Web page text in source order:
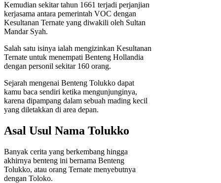
Kemudian sekitar tahun 1661 terjadi perjanjian
kerjasama antara pemerintah VOC dengan
Kesultanan Ternate yang diwakili oleh Sultan
Mandar Syah.
Salah satu isinya ialah mengizinkan Kesultanan
Ternate untuk menempati Benteng Hollandia
dengan personil sekitar 160 orang.
Sejarah mengenai Benteng Tolukko dapat
kamu baca sendiri ketika mengunjunginya,
karena dipampang dalam sebuah mading kecil
yang diletakkan di area depan.
Asal Usul Nama Tolukko
Banyak cerita yang berkembang hingga
akhirnya benteng ini bernama Benteng
Tolukko, atau orang Ternate menyebutnya
dengan Toloko.